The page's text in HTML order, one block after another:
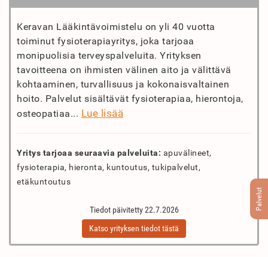
Palvelut
Keravan Lääkintävoimistelu on yli 40 vuotta
toiminut fysioterapiayritys, joka tarjoaa
monipuolisia terveyspalveluita. Yrityksen
tavoitteena on ihmisten välinen aito ja välittävä
kohtaaminen, turvallisuus ja kokonaisvaltainen
hoito. Palvelut sisältävät fysioterapiaa, hierontoja,
osteopatiaa... Lue lisää
Yritys tarjoaa seuraavia palveluita: apuvälineet,
fysioterapia, hieronta, kuntoutus, tukipalvelut,
etäkuntoutus
Tiedot päivitetty 22.7.2026
Katso yrityksen tiedot tästä